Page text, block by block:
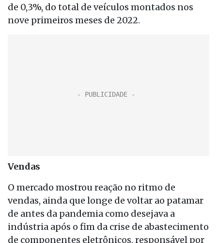
de 0,3%, do total de veículos montados nos
nove primeiros meses de 2022.
Vendas
O mercado mostrou reação no ritmo de
vendas, ainda que longe de voltar ao patamar
de antes da pandemia como desejava a
indústria após o fim da crise de abastecimento
de componentes eletrônicos, responsável por